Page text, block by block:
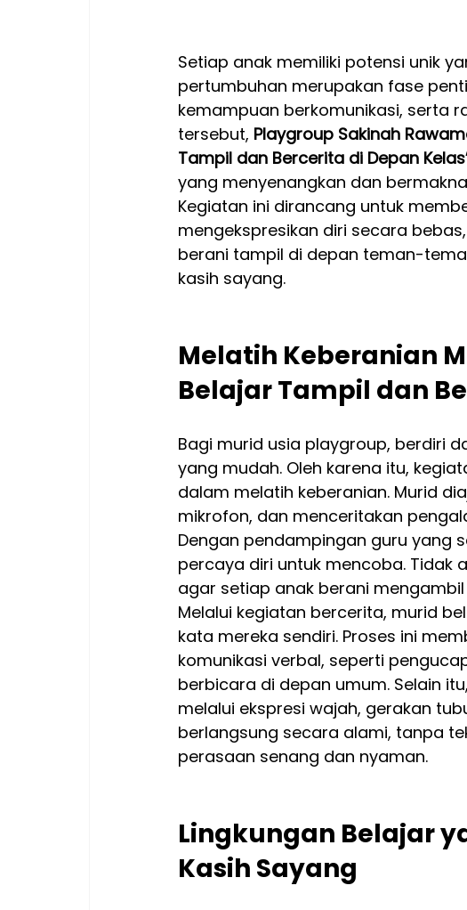
Setiap anak memiliki potensi unik
pertumbuhan merupakan fase
kemampuan berkomunikasi, serta
tersebut, Playgroup Sakinah
Tampil dan Bercerita di Depan
yang menyenangkan dan
Kegiatan ini dirancang untuk
mengekspresikan diri secara
berani tampil di depan teman-
kasih sayang.
Melatih Keberanian
Belajar Tampil dan
Bagi murid usia playgroup, berdiri
yang mudah. Oleh karena itu,
dalam melatih keberanian. Murid
mikrofon, dan menceritakan
Dengan pendampingan guru yang
percaya diri untuk mencoba. Tidak
agar setiap anak berani
Melalui kegiatan bercerita, murid
kata mereka sendiri. Proses ini
komunikasi verbal, seperti
berbicara di depan umum. Selain
melalui ekspresi wajah, gerakan
berlangsung secara alami, tanpa
perasaan senang dan nyaman.
Lingkungan Belajar
Kasih Sayang